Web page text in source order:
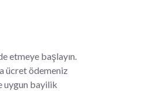
etmeye başlayın.
ücret ödemeniz
uygun bayilik